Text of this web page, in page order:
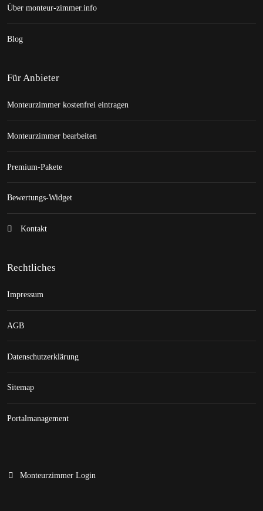
Über monteur-zimmer.info
Blog
Für Anbieter
Monteurzimmer kostenfrei eintragen
Monteurzimmer bearbeiten
Premium-Pakete
Bewertungs-Widget
Kontakt
Rechtliches
Impressum
AGB
Datenschutzerklärung
Sitemap
Portalmanagement
Monteurzimmer Login